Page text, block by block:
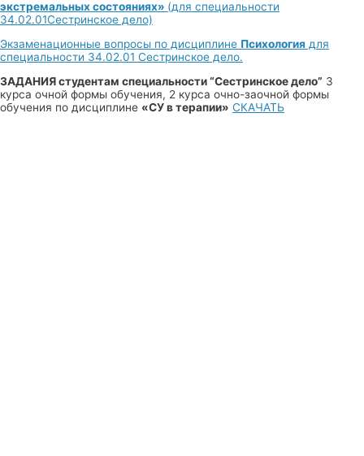
экстремальных состояниях» (для специальности
34.02.01Сестринское дело)
Экзаменационные вопросы по дисциплине Психология для
специальности 34.02.01 Сестринское дело.
ЗАДАНИЯ студентам специальности “Сестринское дело” 3
курса очной формы обучения, 2 курса очно-заочной формы
обучения по дисциплине «СУ в терапии» СКАЧАТЬ